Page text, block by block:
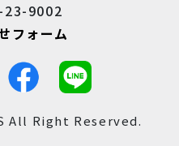
23-9002
フォーム
All Right Reserved.